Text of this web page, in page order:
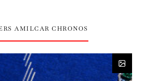
AMILCAR CHRONOS